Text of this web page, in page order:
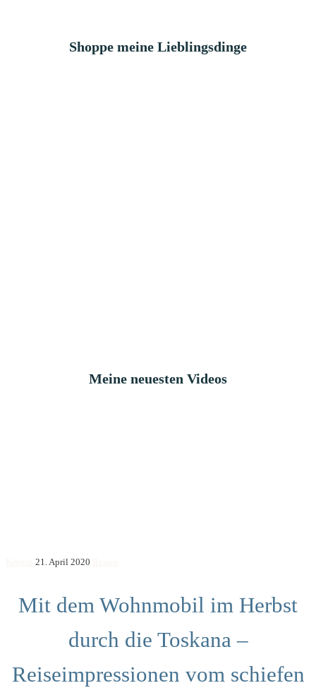
Shoppe meine Lieblingsdinge
Meine neuesten Videos
21. April 2020
Mit dem Wohnmobil im Herbst
durch die Toskana –
Reiseimpressionen vom schiefen